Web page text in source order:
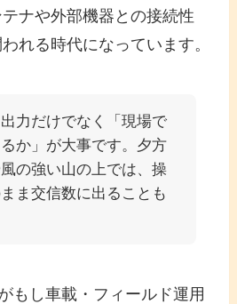
ナや外部機器との接続性
れる時代になっています。
力だけでなく「現場で
か」が大事です。夕方
の強い山の上では、操
ま交信数に出ることも
もし車載・フィールド運用